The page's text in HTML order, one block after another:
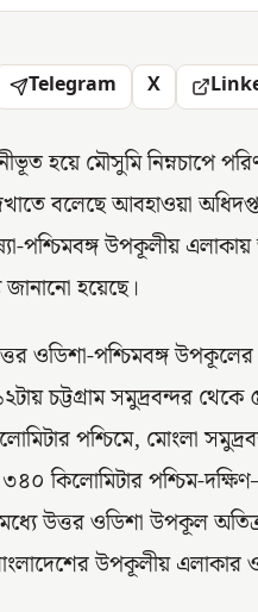
Telegram X
হয়ে মৌসুমি নিম্নচাপে
বলেছে আবহাওয়া
পশ্চিমবঙ্গ উপকূলীয়
হয়েছে।
ওডিশা-পশ্চিমবঙ্গ
চট্টগ্রাম সমুদ্রবন্দর
পশ্চিমে, মোংলা
কিলোমিটার পশ্চিম-
উত্তর ওডিশা উপকূল
উপকূলীয়